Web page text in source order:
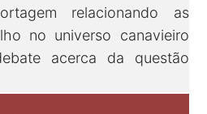
relacionando as
no universo canavieiro
acerca da questão